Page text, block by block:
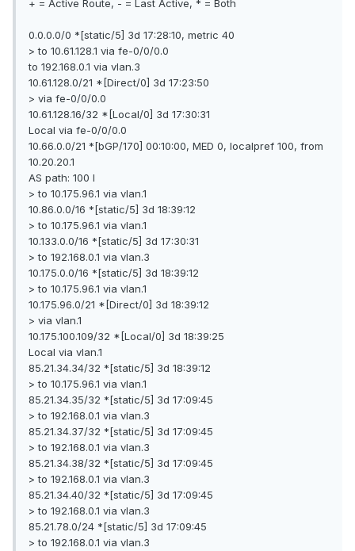
+ = Active Route, - = Last Active, * = Both
0.0.0.0/0 *[static/5] 3d 17:28:10, metric 40
> to 10.61.128.1 via fe-0/0/0.0
to 192.168.0.1 via vlan.3
10.61.128.0/21 *[Direct/0] 3d 17:23:50
> via fe-0/0/0.0
10.61.128.16/32 *[Local/0] 3d 17:30:31
Local via fe-0/0/0.0
10.66.0.0/21 *[bGP/170] 00:10:00, MED 0, localpref 100, from
10.20.20.1
AS path: 100 I
> to 10.175.96.1 via vlan.1
10.86.0.0/16 *[static/5] 3d 18:39:12
> to 10.175.96.1 via vlan.1
10.133.0.0/16 *[static/5] 3d 17:30:31
> to 192.168.0.1 via vlan.3
10.175.0.0/16 *[static/5] 3d 18:39:12
> to 10.175.96.1 via vlan.1
10.175.96.0/21 *[Direct/0] 3d 18:39:12
> via vlan.1
10.175.100.109/32 *[Local/0] 3d 18:39:25
Local via vlan.1
85.21.34.34/32 *[static/5] 3d 18:39:12
> to 10.175.96.1 via vlan.1
85.21.34.35/32 *[static/5] 3d 17:09:45
> to 192.168.0.1 via vlan.3
85.21.34.37/32 *[static/5] 3d 17:09:45
> to 192.168.0.1 via vlan.3
85.21.34.38/32 *[static/5] 3d 17:09:45
> to 192.168.0.1 via vlan.3
85.21.34.40/32 *[static/5] 3d 17:09:45
> to 192.168.0.1 via vlan.3
85.21.78.0/24 *[static/5] 3d 17:09:45
> to 192.168.0.1 via vlan.3